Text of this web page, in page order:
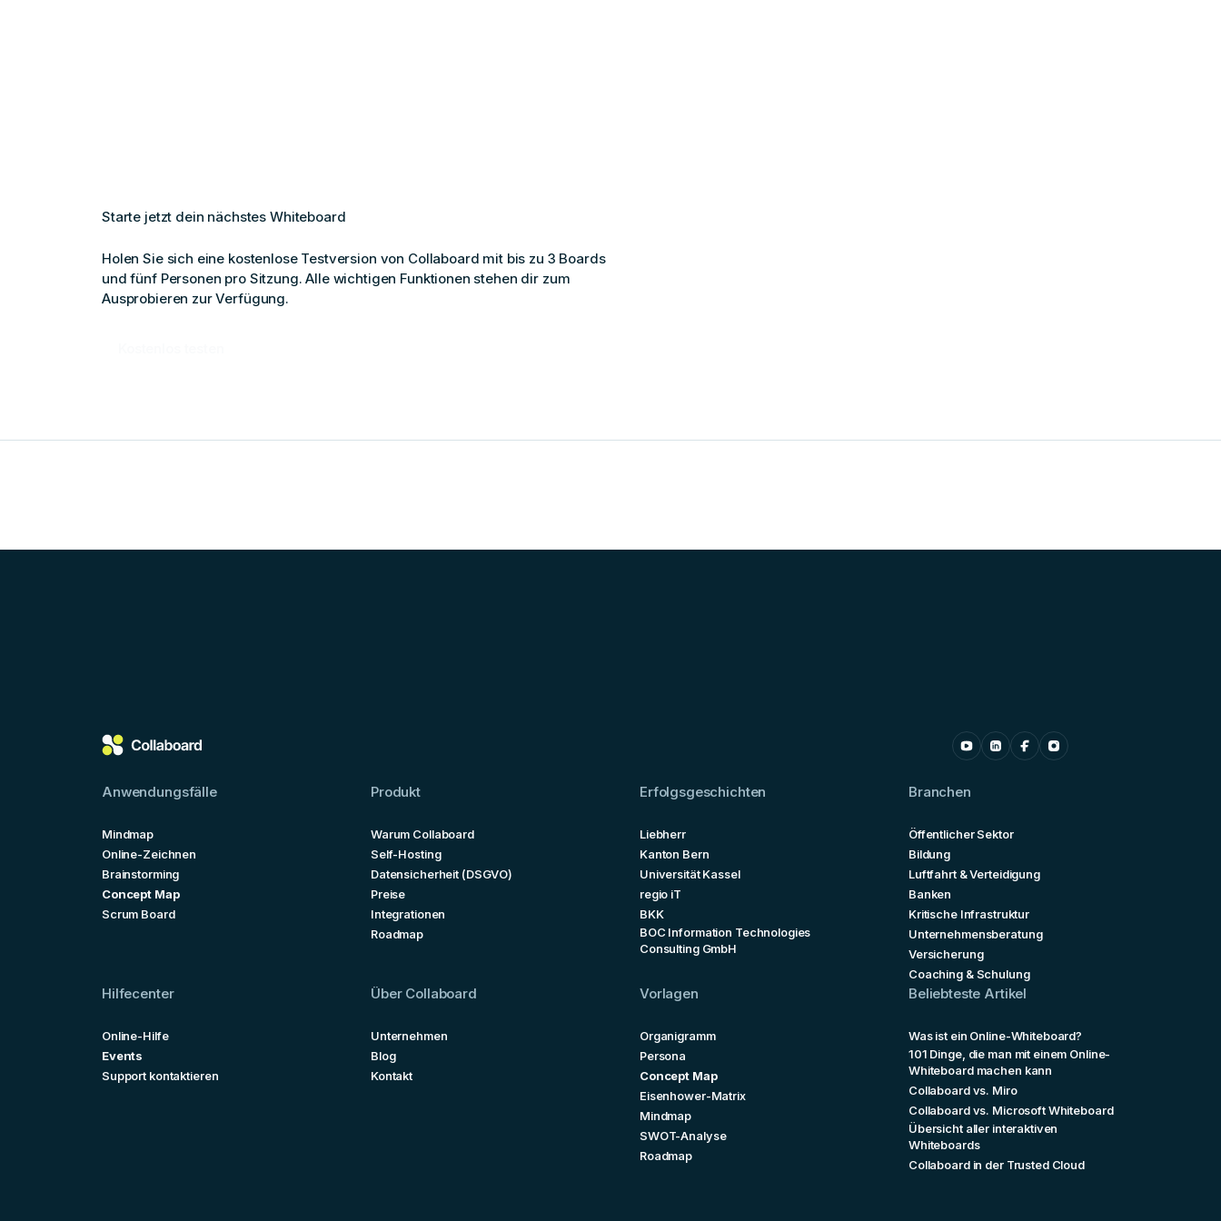
Starte jetzt dein nächstes Whiteboard
Holen Sie sich eine kostenlose Testversion von Collaboard mit bis zu 3 Boards
und fünf Personen pro Sitzung. Alle wichtigen Funktionen stehen dir zum
Ausprobieren zur Verfügung.
Anwendungsfälle
Mindmap
Online-Zeichnen
Brainstorming
Concept Map
Scrum Board
Produkt
Warum Collaboard
Self-Hosting
Datensicherheit (DSGVO)
Preise
Integrationen
Roadmap
Erfolgsgeschichten
Liebherr
Kanton Bern
Universität Kassel
regio iT
BKK
BOC Information Technologies
Consulting GmbH
Branchen
Öffentlicher Sektor
Bildung
Luftfahrt & Verteidigung
Banken
Kritische Infrastruktur
Unternehmensberatung
Versicherung
Coaching & Schulung
Hilfecenter
Online-Hilfe
Events
Support kontaktieren
Über Collaboard
Unternehmen
Blog
Kontakt
Vorlagen
Organigramm
Persona
Concept Map
Eisenhower-Matrix
Mindmap
SWOT-Analyse
Roadmap
Beliebteste Artikel
Was ist ein Online-Whiteboard?
101 Dinge, die man mit einem Online-
Whiteboard machen kann
Collaboard vs. Miro
Collaboard vs. Microsoft Whiteboard
Übersicht aller interaktiven
Whiteboards
Collaboard in der Trusted Cloud